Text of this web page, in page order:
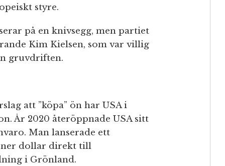
styre.
på en knivsegg, men partiet
Kim Kielsen, som var villig
gruvdriften.
att ”köpa” ön har USA i
År 2020 återöppnade USA sitt
Man lanserade ett
dollar direkt till
i Grönland.